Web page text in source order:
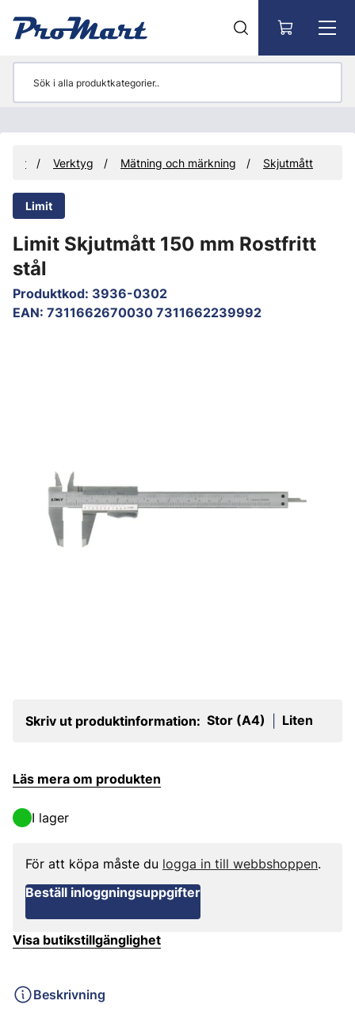
Verktyg Mätning och märkning Skjutmått
Limit
Limit Skjutmått 150 mm Rostfritt
stål
Produktkod: 3936-0302
EAN: 7311662670030 7311662239992
Skriv ut produktinformation: Stor (A4) Liten
Läs mera om produkten
I lager
För att köpa måste du logga in till webbshoppen.
Beställ inloggningsuppgifter
Visa butikstillgänglighet
Beskrivning